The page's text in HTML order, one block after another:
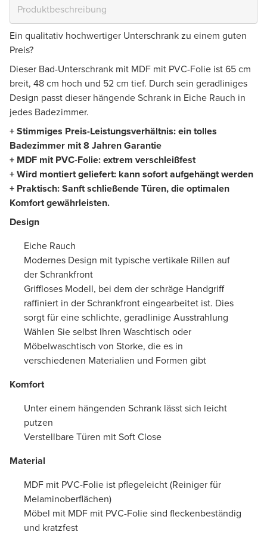
Ein qualitativ hochwertiger Unterschrank zu einem guten
Preis?
Dieser Bad-Unterschrank mit MDF mit PVC-Folie ist 65 cm
breit, 48 cm hoch und 52 cm tief. Durch sein geradliniges
Design passt dieser hängende Schrank in Eiche Rauch in
jedes Badezimmer.
+ Stimmiges Preis-Leistungsverhältnis: ein tolles
Badezimmer mit 8 Jahren Garantie
+ MDF mit PVC-Folie: extrem verschleißfest
+ Wird montiert geliefert: kann sofort aufgehängt werden
+ Praktisch: Sanft schließende Türen, die optimalen
Komfort gewährleisten.
Design
Eiche Rauch
Modernes Design mit typische vertikale Rillen auf
der Schrankfront
Griffloses Modell, bei dem der schräge Handgriff
raffiniert in der Schrankfront eingearbeitet ist. Dies
sorgt für eine schlichte, geradlinige Ausstrahlung
Wählen Sie selbst Ihren Waschtisch oder
Möbelwaschtisch von Storke, die es in
verschiedenen Materialien und Formen gibt
Komfort
Unter einem hängenden Schrank lässt sich leicht
putzen
Verstellbare Türen mit Soft Close
Material
MDF mit PVC-Folie ist pflegeleicht (Reiniger für
Melaminoberflächen)
Möbel mit MDF mit PVC-Folie sind fleckenbeständig
und kratzfest